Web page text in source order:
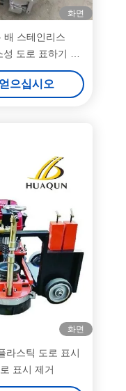
화면
배 스테인리스
도로 표하기 기
으십시오
화면
라스틱 도로 표시
표시 제거